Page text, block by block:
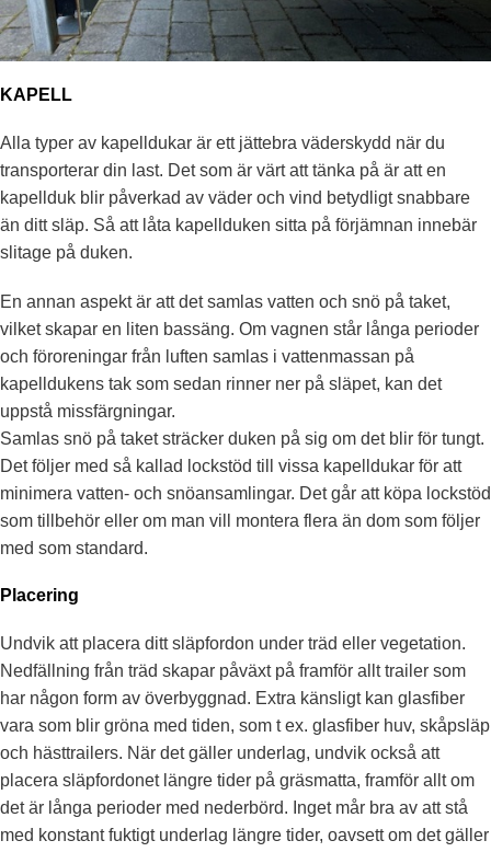
KAPELL
Alla typer av kapelldukar är ett jättebra väderskydd när du
transporterar din last. Det som är värt att tänka på är att en
kapellduk blir påverkad av väder och vind betydligt snabbare
än ditt släp. Så att låta kapellduken sitta på förjämnan innebär
slitage på duken.
En annan aspekt är att det samlas vatten och snö på taket,
vilket skapar en liten bassäng. Om vagnen står långa perioder
och föroreningar från luften samlas i vattenmassan på
kapelldukens tak som sedan rinner ner på släpet, kan det
uppstå missfärgningar.
Samlas snö på taket sträcker duken på sig om det blir för tungt.
Det följer med så kallad lockstöd till vissa kapelldukar för att
minimera vatten- och snöansamlingar. Det går att köpa lockstöd
som tillbehör eller om man vill montera flera än dom som följer
med som standard.
Placering
Undvik att placera ditt släpfordon under träd eller vegetation.
Nedfällning från träd skapar påväxt på framför allt trailer som
har någon form av överbyggnad. Extra känsligt kan glasfiber
vara som blir gröna med tiden, som t ex. glasfiber huv, skåpsläp
och hästtrailers. När det gäller underlag, undvik också att
placera släpfordonet längre tider på gräsmatta, framför allt om
det är långa perioder med nederbörd. Inget mår bra av att stå
med konstant fuktigt underlag längre tider, oavsett om det gäller